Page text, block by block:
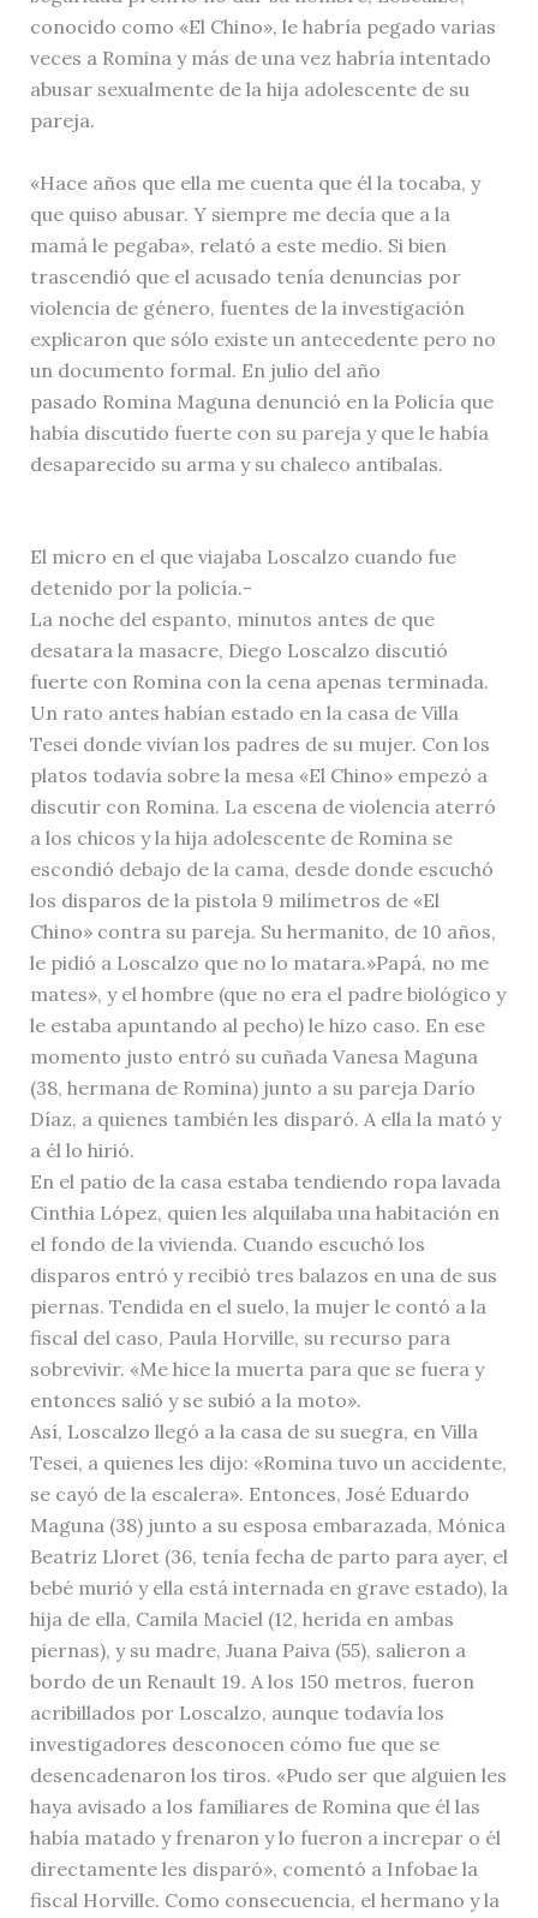
conocido como «El Chino», le habría pegado varias
veces a Romina y más de una vez habría intentado
abusar sexualmente de la hija adolescente de su
pareja.
«Hace años que ella me cuenta que él la tocaba, y
que quiso abusar. Y siempre me decía que a la
mamá le pegaba», relató a este medio. Si bien
trascendió que el acusado tenía denuncias por
violencia de género, fuentes de la investigación
explicaron que sólo existe un antecedente pero no
un documento formal. En julio del año
pasado Romina Maguna denunció en la Policía que
había discutido fuerte con su pareja y que le había
desaparecido su arma y su chaleco antibalas.
El micro en el que viajaba Loscalzo cuando fue
detenido por la policía.-
La noche del espanto, minutos antes de que
desatara la masacre, Diego Loscalzo discutió
fuerte con Romina con la cena apenas terminada.
Un rato antes habían estado en la casa de Villa
Tesei donde vivían los padres de su mujer. Con los
platos todavía sobre la mesa «El Chino» empezó a
discutir con Romina. La escena de violencia aterró
a los chicos y la hija adolescente de Romina se
escondió debajo de la cama, desde donde escuchó
los disparos de la pistola 9 milímetros de «El
Chino» contra su pareja. Su hermanito, de 10 años,
le pidió a Loscalzo que no lo matara.»Papá, no me
mates», y el hombre (que no era el padre biológico y
le estaba apuntando al pecho) le hizo caso. En ese
momento justo entró su cuñada Vanesa Maguna
(38, hermana de Romina) junto a su pareja Darío
Díaz, a quienes también les disparó. A ella la mató y
a él lo hirió.
En el patio de la casa estaba tendiendo ropa lavada
Cinthia López, quien les alquilaba una habitación en
el fondo de la vivienda. Cuando escuchó los
disparos entró y recibió tres balazos en una de sus
piernas. Tendida en el suelo, la mujer le contó a la
fiscal del caso, Paula Horville, su recurso para
sobrevivir. «Me hice la muerta para que se fuera y
entonces salió y se subió a la moto».
Así, Loscalzo llegó a la casa de su suegra, en Villa
Tesei, a quienes les dijo: «Romina tuvo un accidente,
se cayó de la escalera». Entonces, José Eduardo
Maguna (38) junto a su esposa embarazada, Mónica
Beatriz Lloret (36, tenía fecha de parto para ayer, el
bebé murió y ella está internada en grave estado), la
hija de ella, Camila Maciel (12, herida en ambas
piernas), y su madre, Juana Paiva (55), salieron a
bordo de un Renault 19. A los 150 metros, fueron
acribillados por Loscalzo, aunque todavía los
investigadores desconocen cómo fue que se
desencadenaron los tiros. «Pudo ser que alguien les
haya avisado a los familiares de Romina que él las
había matado y frenaron y lo fueron a increpar o él
directamente les disparó», comentó a Infobae la
fiscal Horville. Como consecuencia, el hermano y la